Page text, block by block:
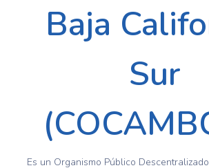
Baja
Sur
Es un Organismo Público